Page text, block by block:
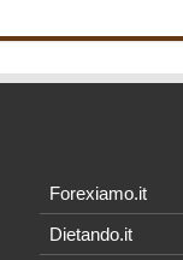
Forexiamo.it
Dietando.it